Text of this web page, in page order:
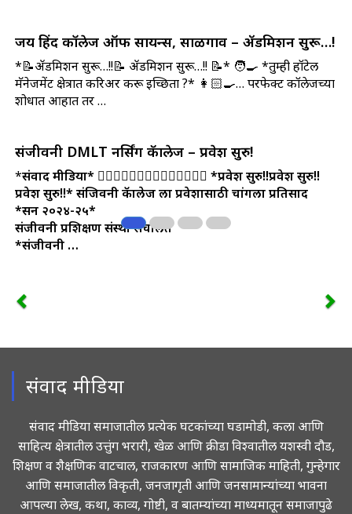
जय हिंद कॉलेज ऑफ सायन्स, साळगाव – ॲडमिशन सुरू…!
*📝ॲडमिशन सुरू…!!📝 ॲडमिशन सुरू…!! 📝* 🧑‍🍳 *तुम्ही हॉटेल
मॅनेजमेंट क्षेत्रात करिअर करू इच्छिता ?* 👩🏻‍🍳… परफेक्ट कॉलेजच्या
शोधात आहात तर …
संजीवनी DMLT नर्सिंग कॅालेज – प्रवेश सुरु!
*संवाद मीडिया* 👩‍⚕👩‍⚕👩‍⚕👩‍⚕👩‍⚕👩‍⚕👩‍⚕ *प्रवेश सुरु!!प्रवेश सुरु!!
प्रवेश सुरु!!*संजिवनी कॅालेज ला प्रवेशासाठी चांगला प्रतिसाद
*सन २०२४-२५*
संजीवनी प्रशिक्षण संस्था संचलित
*संजीवनी …
संवाद मीडिया
संवाद मीडिया समाजातील प्रत्येक घटकांच्या घडामोडी, कला आणि
साहित्य क्षेत्रातील उत्तुंग भरारी, खेळ आणि क्रीडा विश्वातील यशस्वी दौड,
शिक्षण व शैक्षणिक वाटचाल, राजकारण आणि सामाजिक माहिती, गुन्हेगार
आणि समाजातील विकृती, जनजागृती आणि जनसामान्यांच्या भावना
आपल्या लेख, कथा, काव्य, गोष्टी, व बातम्यांच्या माध्यमातून समाजापुढे